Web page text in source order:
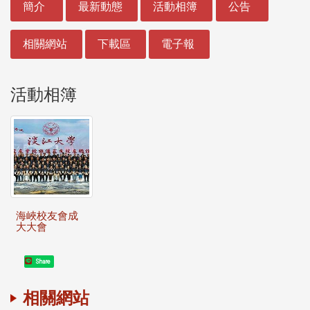
簡介 最新動態 活動相簿 公告
相關網站 下載區 電子報
活動相簿
海峽校友會成
大大會
Share
相關網站